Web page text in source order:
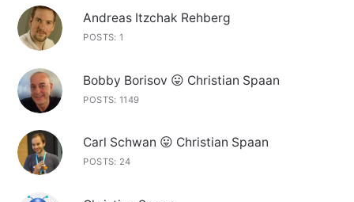
Andreas Itzchak Rehberg
POSTS: 1
Bobby Borisov 😛 Christian Spaan
POSTS: 1149
Carl Schwan 😛 Christian Spaan
POSTS: 24